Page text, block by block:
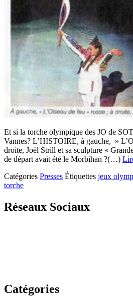
Et si la torche olympique des JO de
Vannes? L’HISTOIRE, à gauche, »
droite, Joël Strill et sa sculpture «
de départ avait été le Morbihan ?(…)
Catégories Presses Étiquettes jeux
torche
Réseaux Sociaux
Catégories